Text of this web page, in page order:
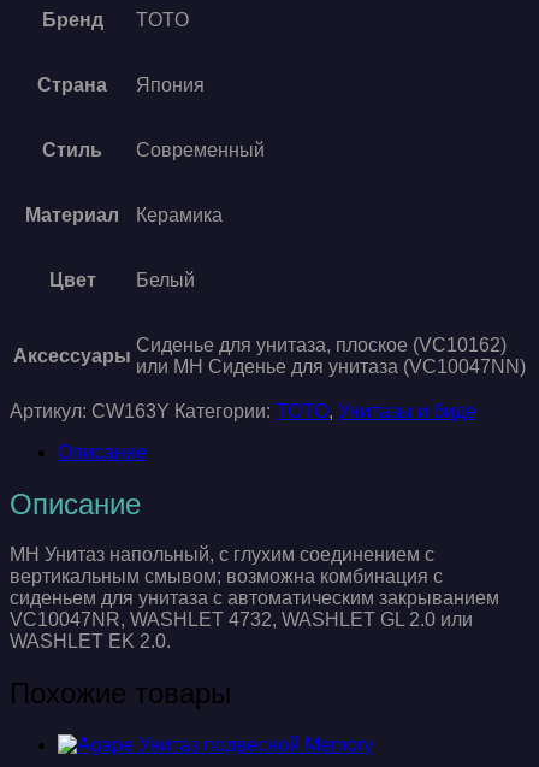
Бренд TOTO
Страна Япония
Стиль Современный
Материал Керамика
Цвет Белый
Аксессуары
Cиденье для унитаза, плоское (VC10162)
или MH Сиденье для унитаза (VC10047NN)
Артикул: CW163Y Категории: TOTO, Унитазы и биде
Описание
Описание
MH Унитаз напольный, с глухим соединением с
вертикальным смывом; возможна комбинация с
сиденьем для унитаза с автоматическим закрыванием
VC10047NR, WASHLET 4732, WASHLET GL 2.0 или
WASHLET EK 2.0.
Похожие товары